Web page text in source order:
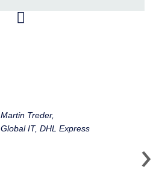
Martin Treder,
Global IT, DHL Express